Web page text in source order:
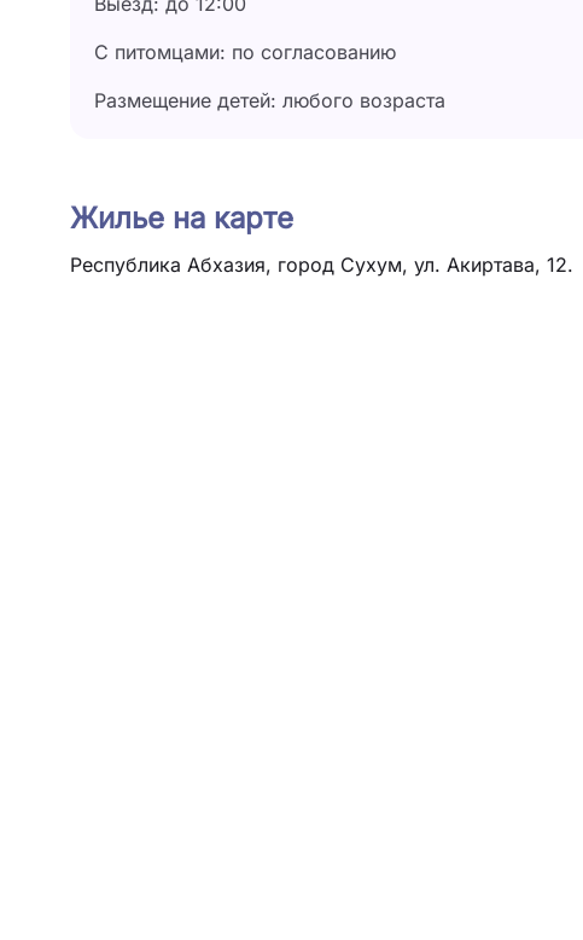
С питомцами: по согласованию
Размещение детей: любого возраста
Жилье на карте
Республика Абхазия, город Сухум, ул. Акиртава, 12.